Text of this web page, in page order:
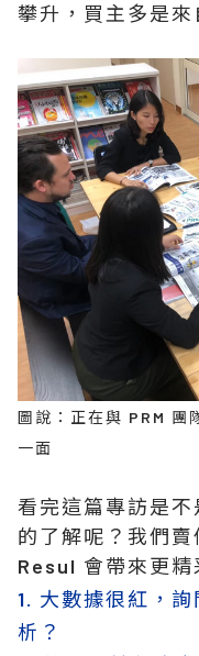
攀升，買主多是來
圖說：正在與 PRM 團
一面
看完這篇專訪是
的了解呢？我們
Resul 會帶來更精
1. 大數據很紅，
析？